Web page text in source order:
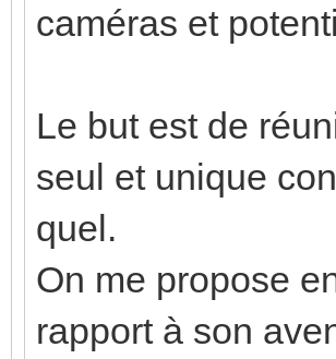
caméras et
Le but est de
seul et unique
quel.
On me propose
rapport à son